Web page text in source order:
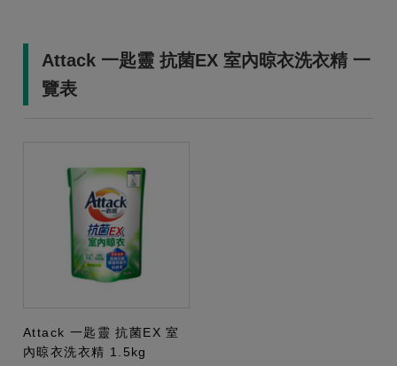
Attack 一匙靈 抗菌EX 室內晾衣洗衣精 一
覽表
Attack 一匙靈 抗菌EX 室
內晾衣洗衣精 1.5kg